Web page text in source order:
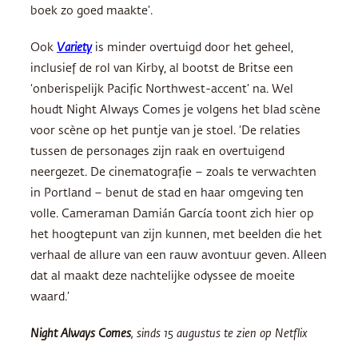
boek zo goed maakte’.
Ook Varietyis minder overtuigd door het geheel,
inclusief de rol van Kirby, al bootst de Britse een
‘onberispelijk Pacific Northwest-accent’ na. Wel
houdt Night Always Comes je volgens het blad scène
voor scène op het puntje van je stoel. ‘De relaties
tussen de personages zijn raak en overtuigend
neergezet. De cinematografie – zoals te verwachten
in Portland – benut de stad en haar omgeving ten
volle. Cameraman Damián García toont zich hier op
het hoogtepunt van zijn kunnen, met beelden die het
verhaal de allure van een rauw avontuur geven. Alleen
dat al maakt deze nachtelijke odyssee de moeite
waard.’
Night Always Comes, sinds 15 augustus te zien op Netflix